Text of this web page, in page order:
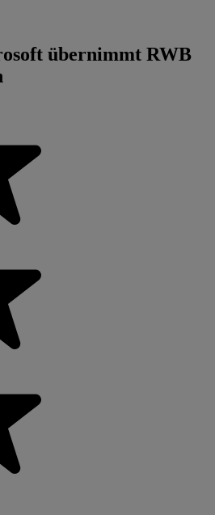
übernimmt RWB